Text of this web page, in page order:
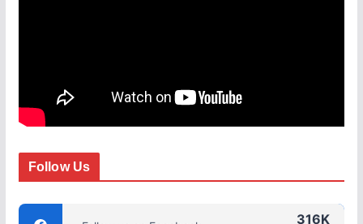
Follow Us
316K